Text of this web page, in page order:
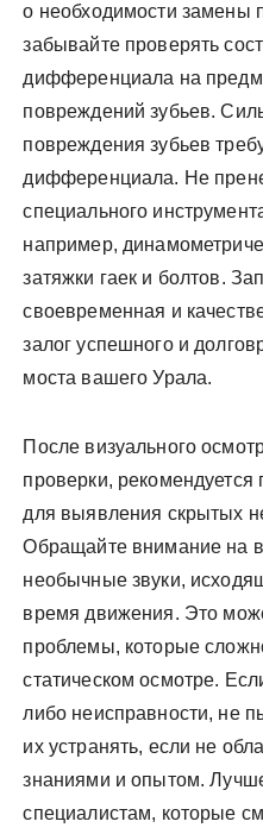
о необходимости замены
забывайте проверять
дифференциала на
повреждений зубьев.
повреждения зубьев
дифференциала. Не
специального
например,
затяжки гаек и болтов.
своевременная и
залог успешного и
моста вашего Урала.
После визуального
проверки, рекомендуется
для выявления скрытых
Обращайте внимание на
необычные звуки,
время движения. Это
проблемы, которые
статическом осмотре.
либо неисправности, не
их устранять, если не
знаниями и опытом.
специалистам, которые